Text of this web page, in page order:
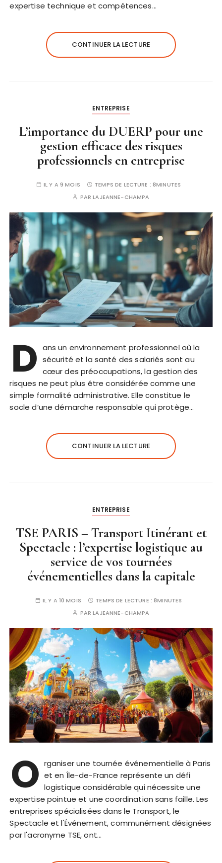
expertise technique et compétences…
CONTINUER LA LECTURE
ENTREPRISE
L’importance du DUERP pour une
gestion efficace des risques
professionnels en entreprise
IL Y A 9 MOIS TEMPS DE LECTURE :8MINUTES
PARLAJEANNE-CHAMPA
D ans un environnement professionnel où la
sécurité et la santé des salariés sont au
cœur des préoccupations, la gestion des
risques ne peut plus être considérée comme une
simple formalité administrative. Elle constitue le
socle d’une démarche responsable qui protège…
CONTINUER LA LECTURE
ENTREPRISE
TSE PARIS – Transport Itinérant et
Spectacle : l’expertise logistique au
service de vos tournées
événementielles dans la capitale
IL Y A 10 MOIS TEMPS DE LECTURE :8MINUTES
PARLAJEANNE-CHAMPA
O rganiser une tournée événementielle à Paris
et en Île-de-France représente un défi
logistique considérable qui nécessite une
expertise pointue et une coordination sans faille. Les
entreprises spécialisées dans le Transport, le
Spectacle et l'Événement, communément désignées
par l'acronyme TSE, ont…